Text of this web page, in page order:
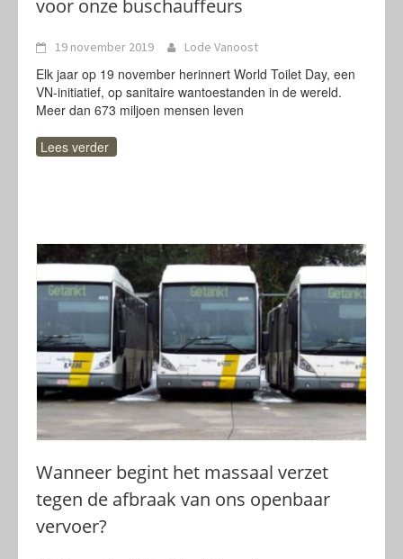
voor onze buschauffeurs
19 november 2019 Lode Vanoost
Elk jaar op 19 november herinnert World Toilet Day, een
VN-initiatief, op sanitaire wantoestanden in de wereld.
Meer dan 673 miljoen mensen leven
Lees verder
Wanneer begint het massaal verzet
tegen de afbraak van ons openbaar
vervoer?